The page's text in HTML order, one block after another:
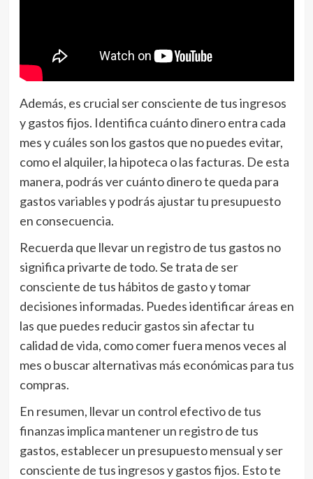
Además, es crucial ser consciente de tus ingresos
y gastos fijos. Identifica cuánto dinero entra cada
mes y cuáles son los gastos que no puedes evitar,
como el alquiler, la hipoteca o las facturas. De esta
manera, podrás ver cuánto dinero te queda para
gastos variables y podrás ajustar tu presupuesto
en consecuencia.
Recuerda que llevar un registro de tus gastos no
significa privarte de todo. Se trata de ser
consciente de tus hábitos de gasto y tomar
decisiones informadas. Puedes identificar áreas en
las que puedes reducir gastos sin afectar tu
calidad de vida, como comer fuera menos veces al
mes o buscar alternativas más económicas para tus
compras.
En resumen, llevar un control efectivo de tus
finanzas implica mantener un registro de tus
gastos, establecer un presupuesto mensual y ser
consciente de tus ingresos y gastos fijos. Esto te